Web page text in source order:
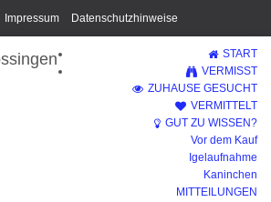
Impressum Datenschutzhinweise
START
VERMISST
ZUHAUSE GESUCHT
VERMITTELT
GUT ZU WISSEN?
Vor dem Kauf
Igelaufnahme
Kaninchen
MITTEILUNGEN